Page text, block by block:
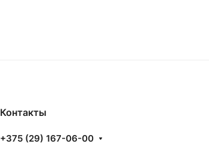
Контакты
+375 (29) 167-06-00